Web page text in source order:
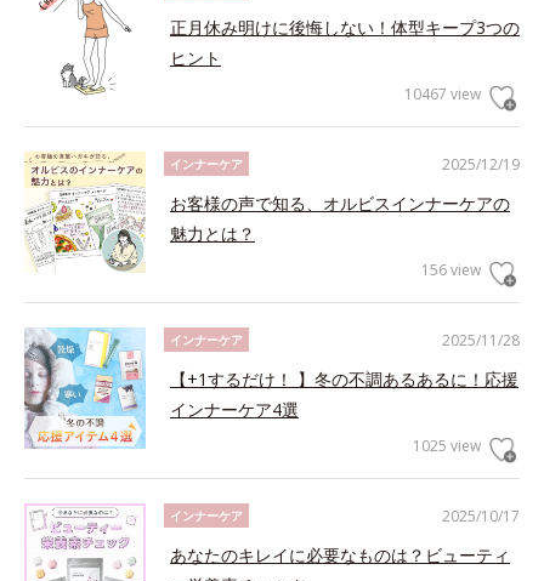
正月休み明けに後悔しない！体型キープ3つの
ヒント
10467 view
2025/12/19
インナーケア
お客様の声で知る、オルビスインナーケアの
魅力とは？
156 view
2025/11/28
インナーケア
【+1するだけ！ 】冬の不調あるあるに！応援
インナーケア4選
1025 view
2025/10/17
インナーケア
あなたのキレイに必要なものは？ビューティ